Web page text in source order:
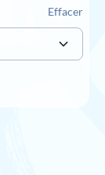
Effacer